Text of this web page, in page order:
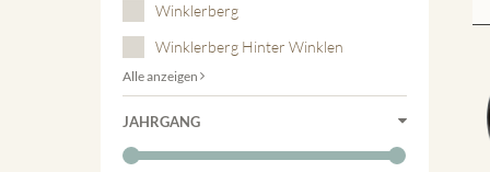
Winklerberg
Winklerberg Hinter Winklen
Alle anzeigen
JAHRGANG